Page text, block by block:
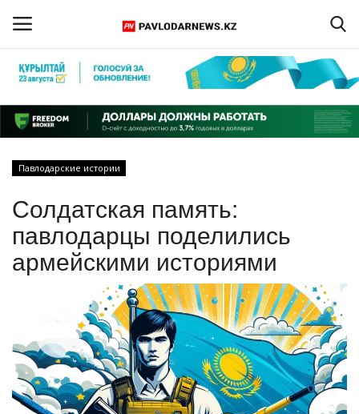
Регистрация
Главная
ПАВЛОДАРСКАЯ ОБЛАСТЬ
КАЗАХСТАН
СПЕЦПРОЕКТЫ
СПОРТ
Павлодарские истории
Солдатская память:
павлодарцы поделились
армейскими историями